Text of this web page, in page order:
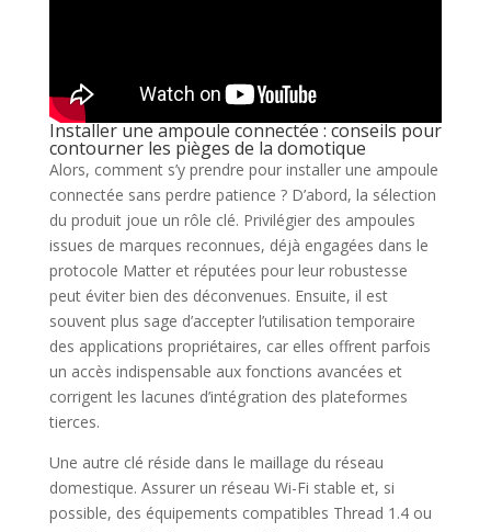
Installer une ampoule connectée : conseils pour
contourner les pièges de la domotique
Alors, comment s’y prendre pour installer une ampoule
connectée sans perdre patience ? D’abord, la sélection
du produit joue un rôle clé. Privilégier des ampoules
issues de marques reconnues, déjà engagées dans le
protocole Matter et réputées pour leur robustesse
peut éviter bien des déconvenues. Ensuite, il est
souvent plus sage d’accepter l’utilisation temporaire
des applications propriétaires, car elles offrent parfois
un accès indispensable aux fonctions avancées et
corrigent les lacunes d’intégration des plateformes
tierces.
Une autre clé réside dans le maillage du réseau
domestique. Assurer un réseau Wi-Fi stable et, si
possible, des équipements compatibles Thread 1.4 ou